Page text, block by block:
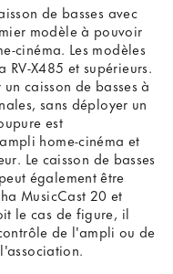
de basses avec
modèle à pouvoir
cinéma. Les modèles
X485 et supérieurs.
caisson de basses à
sans déployer un
est
home-cinéma et
Le caisson de basses
également être
MusicCast 20 et
le cas de figure, il
de l'ampli ou de